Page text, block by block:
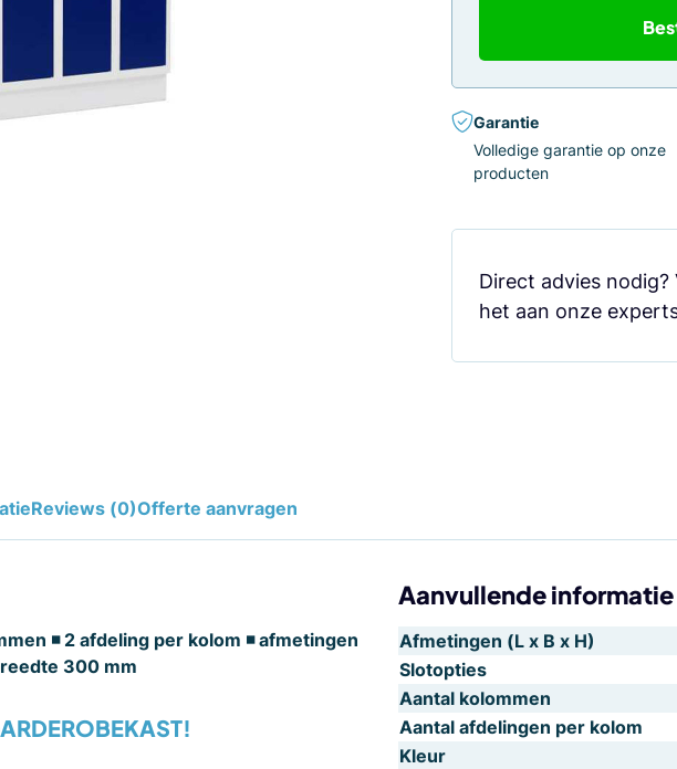
Garantie
Volledige garantie op onze
producten
Direct advies nodig?
het aan onze
Reviews (0)Offerte aanvragen
◾ 2 afdeling per kolom ◾ afmetingen
300 mm
Aanvullende informatie
Afmetingen (L x B x H)
Slotopties
Aantal kolommen
Aantal afdelingen per kolom
Kleur